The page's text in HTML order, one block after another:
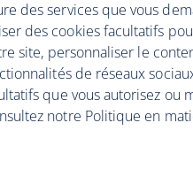
MGallery
The Sebel
Suite Novotel
des services que vous
des cookies facultatifs
site, personnaliser le
de réseaux
que vous autorisez ou
notre Politique en